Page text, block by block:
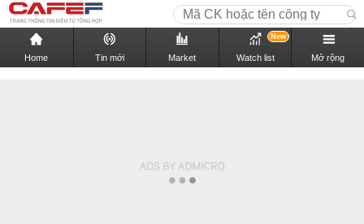
Home Tin mới Market Watch list
New
Mở rộng